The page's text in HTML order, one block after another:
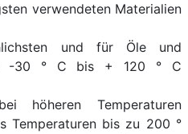
verwendeten Materialien
und für Öle und
-30 ° C bis + 120 ° C
höheren Temperaturen
Temperaturen bis zu 200 °